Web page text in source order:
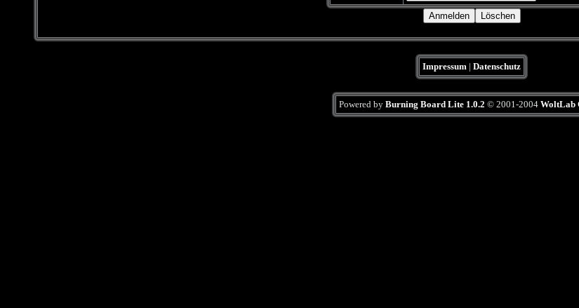
Impressum | Datenschutz
Powered by Burning Board Lite 1.0.2 © 2001-2004 WoltLab